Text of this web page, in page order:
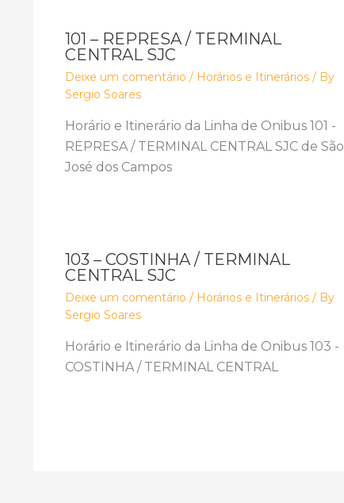
101 – REPRESA / TERMINAL
CENTRAL SJC
Deixe um comentário / Horários e Itinerários / By
Sergio Soares
Horário e Itinerário da Linha de Onibus 101 -
REPRESA / TERMINAL CENTRAL SJC de São
José dos Campos
103 – COSTINHA / TERMINAL
CENTRAL SJC
Deixe um comentário / Horários e Itinerários / By
Sergio Soares
Horário e Itinerário da Linha de Onibus 103 -
COSTINHA / TERMINAL CENTRAL